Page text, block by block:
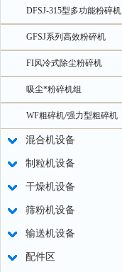
DFSJ-315型多功能粉碎机
GFSJ系列高效粉碎机
FI风冷式除尘粉碎机
吸尘*粉碎机组
WF粗碎机/强力型粗碎机
混合机设备
制粒机设备
干燥机设备
筛粉机设备
输送机设备
配件区